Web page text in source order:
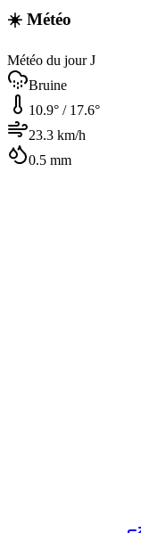
☀️ Météo
Météo du jour J
Bruine
10.9° / 17.6°
23.3 km/h
0.5 mm